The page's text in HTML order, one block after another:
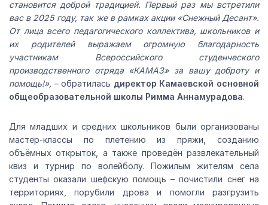
становится доброй традицией. Первый раз мы встретили
вас в 2025 году, так же в рамках акции «Снежный Десант».
От лица всего педагогического коллектива, школьников и
их родителей выражаем огромную благодарность
участникам Всероссийского студенческого
производственного отряда «КАМАЗ» за вашу доброту и
помощь!», – обратилась директор Камаевской основной
общеобразовательной школы Римма Аннамурадова.
Для младших и средних школьников были организованы
мастер-классы по плетению из пряжи, созданию
объёмных открыток, а также проведён развлекательный
квиз и турнир по волейболу. Пожилым жителям села
студенты оказали шефскую помощь – почистили снег на
территориях, порубили дрова и помогли разгрузить